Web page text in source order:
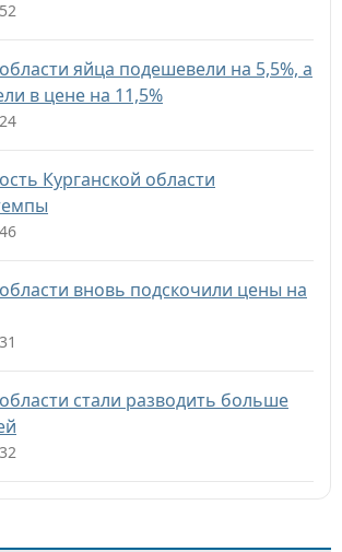
яйца подешевели на 5,5%, а
в цене на 11,5%
Курганской области
вновь подскочили цены на
стали разводить больше